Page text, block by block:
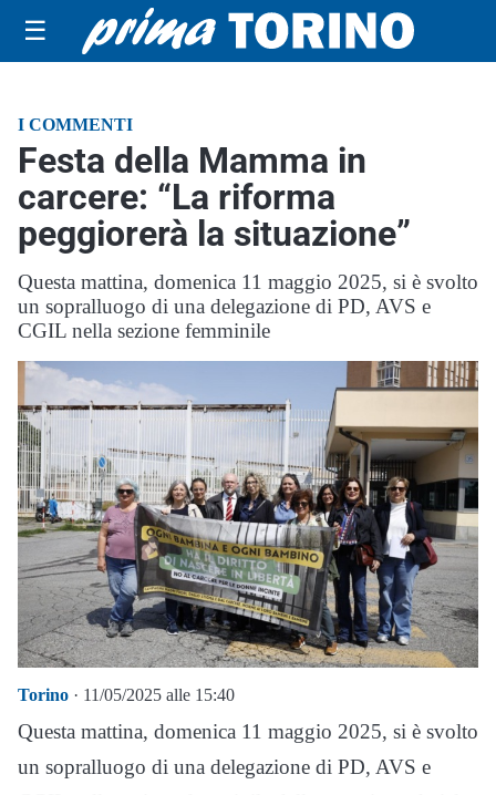
☰
I COMMENTI
Festa della Mamma in
carcere: “La riforma
peggiorerà la situazione”
Questa mattina, domenica 11 maggio 2025, si è svolto
un sopralluogo di una delegazione di PD, AVS e
CGIL nella sezione femminile
Torino · 11/05/2025 alle 15:40
Questa mattina, domenica 11 maggio 2025, si è svolto
un sopralluogo di una delegazione di PD, AVS e